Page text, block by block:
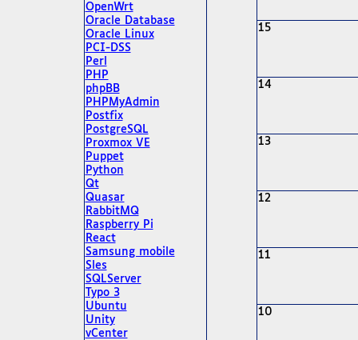
OpenWrt
Oracle Database
Oracle Linux
PCI-DSS
Perl
PHP
phpBB
PHPMyAdmin
Postfix
PostgreSQL
Proxmox VE
Puppet
Python
Qt
Quasar
RabbitMQ
Raspberry Pi
React
Samsung mobile
Sles
SQLServer
Typo 3
Ubuntu
Unity
vCenter
15
14
13
12
11
10